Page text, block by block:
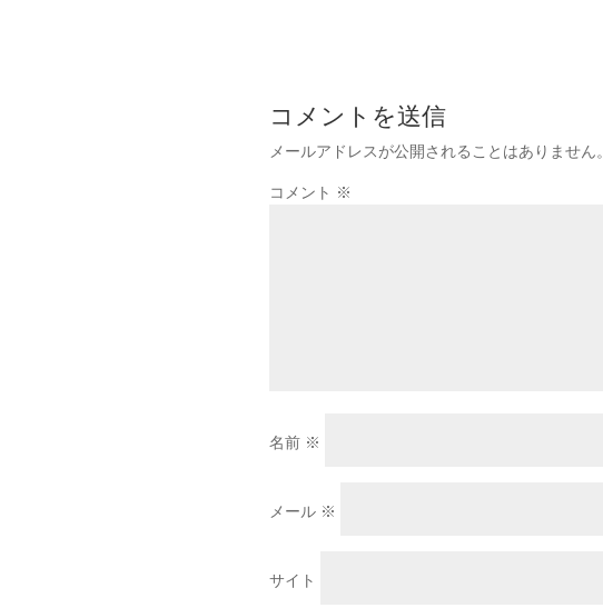
コメントを送信
メールアドレスが公開されることはありません。
コメント ※
名前 ※
メール ※
サイト